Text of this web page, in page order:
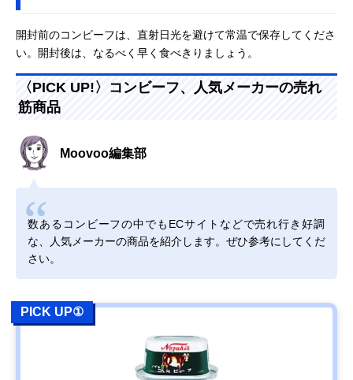
開封前のコンビーフは、直射日光を避けて常温で保存してくださ
い。開封後は、なるべく早く食べきりましょう。
〈PICK UP!〉コンビーフ、人気メーカーの売れ
筋商品
Moovoo編集部
数あるコンビーフの中でもECサイトなどで売れ行き好調
な、人気メーカーの商品を紹介します。ぜひ参考にしてくだ
さい。
PICK UP①